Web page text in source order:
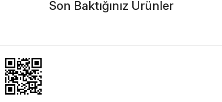
Son Baktığınız Ürünler